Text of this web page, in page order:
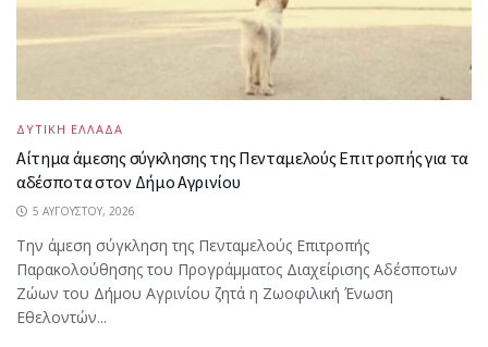
ΔΥΤΙΚΗ ΕΛΛΑΔΑ
Αίτημα άμεσης σύγκλησης της Πενταμελούς Επιτροπής για τα
αδέσποτα στον Δήμο Αγρινίου
5 ΑΥΓΟΎΣΤΟΥ, 2026
Την άμεση σύγκληση της Πενταμελούς Επιτροπής
Παρακολούθησης του Προγράμματος Διαχείρισης Αδέσποτων
Ζώων του Δήμου Αγρινίου ζητά η Ζωοφιλική Ένωση
Εθελοντών...